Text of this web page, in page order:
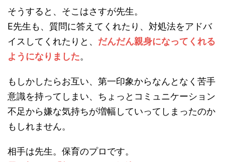
そうすると、そこはさすが先生。
E先生も、質問に答えてくれたり、対処法をアドバ
イスしてくれたりと、 だんだん親身になってくれる
ようになりました。
もしかしたらお互い、第一印象からなんとなく苦手
意識を持ってしまい、ちょっとコミュニケーション
不足から嫌な気持ちが増幅していってしまったのか
もしれません。
相手は先生。保育のプロです。